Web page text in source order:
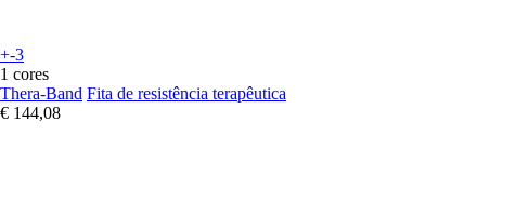
+-3
1 cores
Thera-Band Fita de resistência terapêutica
€ 144,08